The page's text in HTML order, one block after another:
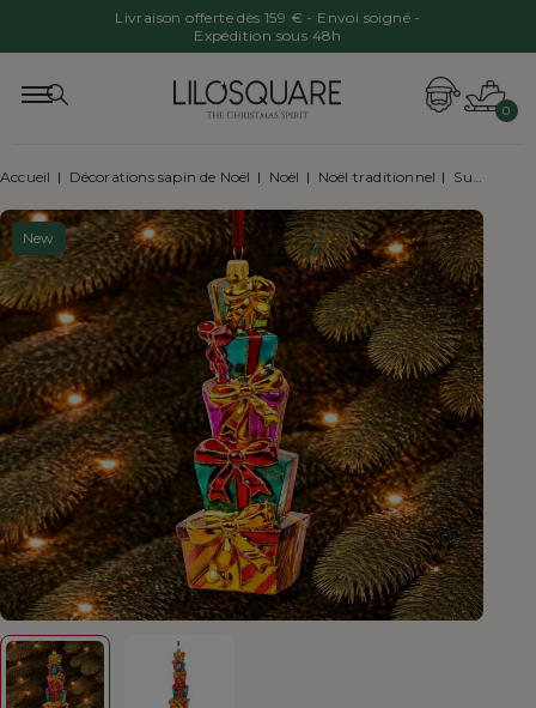
Livraison offerte dès 159 € - Envoi soigné -
Expédition sous 48h
0
Accueil Décorations sapin de Noël Noël Noël traditionnel Suspension pile de cadeaux multicolores H18cm
New